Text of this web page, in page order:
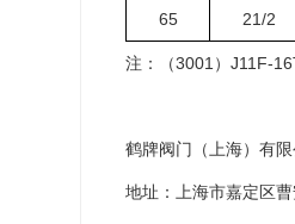
65 21/2
注：（3001）J11F-
鹤牌阀门（上海）有限
地址：上海市嘉定区